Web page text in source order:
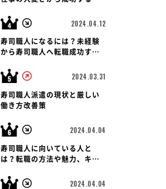
2024.04.12
寿司職人になるには？未経験
から寿司職人へ転職成功する
2024.03.31
寿司職人派遣の現状と厳しい
働き方改善策
2024.04.04
寿司職人に向いている人と
は？転職の方法や魅力、キャ
説！
2024.04.04